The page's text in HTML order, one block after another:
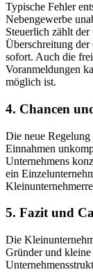
Typische Fehler
Nebengewerbe
Steuerlich zählt
Überschreitung
sofort. Auch die
Voranmeldungen
möglich ist.
4. Chancen
Die neue
Einnahmen
Unternehmens
ein
5. Fazit und
Die
Gründer und